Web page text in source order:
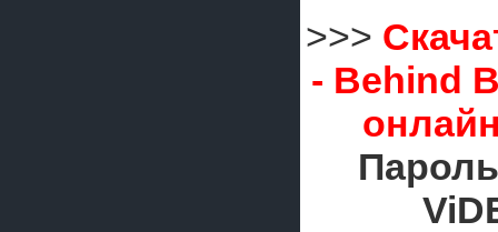
>>>
- Behind